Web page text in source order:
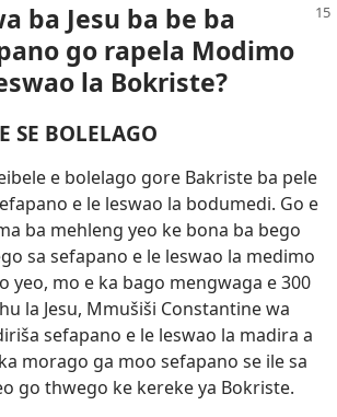
ba Jesu ba be ba
go rapela Modimo
la Bokriste?
SE BOLELAGO
e bolelago gore Bakriste ba pele
e le leswao la bodumedi. Go e
ba mehleng yeo ke bona ba bego
sa sefapano e le leswao la medimo
yeo, mo e ka bago mengwaga e 300
la Jesu, Mmušiši Constantine wa
sefapano e le leswao la madira a
morago ga moo sefapano se ile sa
go thwego ke kereke ya Bokriste.